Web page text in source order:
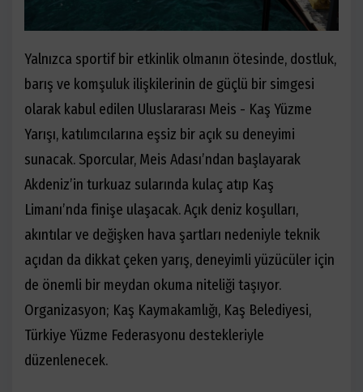
Yalnızca sportif bir etkinlik olmanın ötesinde, dostluk,
barış ve komşuluk ilişkilerinin de güçlü bir simgesi
olarak kabul edilen Uluslararası Meis - Kaş Yüzme
Yarışı, katılımcılarına eşsiz bir açık su deneyimi
sunacak. Sporcular, Meis Adası’ndan başlayarak
Akdeniz’in turkuaz sularında kulaç atıp Kaş
Limanı’nda finişe ulaşacak. Açık deniz koşulları,
akıntılar ve değişken hava şartları nedeniyle teknik
açıdan da dikkat çeken yarış, deneyimli yüzücüler için
de önemli bir meydan okuma niteliği taşıyor.
Organizasyon; Kaş Kaymakamlığı, Kaş Belediyesi,
Türkiye Yüzme Federasyonu destekleriyle
düzenlenecek.